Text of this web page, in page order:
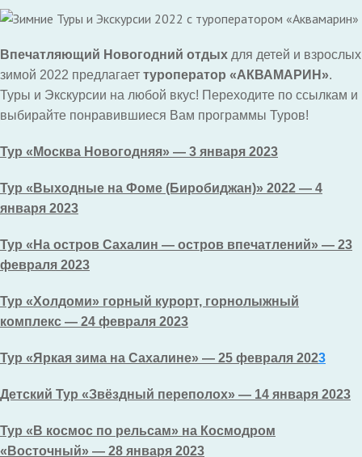
Впечатляющий Новогодний отдых для детей и взрослых
зимой 2022 предлагает туроператор «АКВАМАРИН».
Туры и Экскурсии на любой вкус! Переходите по ссылкам и
выбирайте понравившиеся Вам программы Туров!
Тур «Москва Новогодняя» — 3 января 2023
Тур «Выходные на Фоме (Биробиджан)» 2022 — 4
января 2023
Тур «На остров Сахалин — остров впечатлений» — 23
февраля 2023
Тур «Холдоми» горный курорт, горнолыжный
комплекс — 24 февраля 2023
Тур «Яркая зима на Сахалине» — 25 февраля 2023
Детский Тур «Звёздный переполох» — 14 января 2023
Тур «В космос по рельсам» на Космодром
«Восточный» — 28 января 2023